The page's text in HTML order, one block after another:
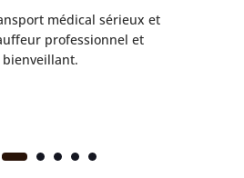
médical sérieux et
professionnel et
bienveillant.